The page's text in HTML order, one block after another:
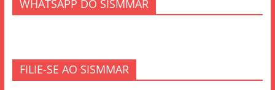
WHATSAPP DO SISMMAR
FILIE-SE AO SISMMAR